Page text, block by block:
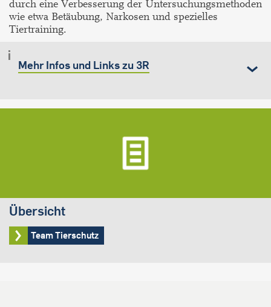
durch eine Verbesserung der Untersuchungsmethoden
wie etwa Betäubung, Narkosen und spezielles
Tiertraining.
Mehr Infos und Links zu 3R
Übersicht
Team Tierschutz